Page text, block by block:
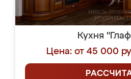
Кухня
Цена: от 45 000